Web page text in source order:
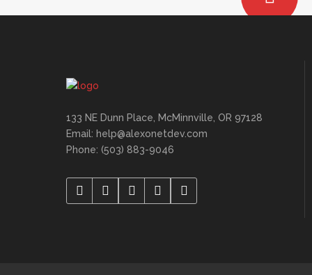
133 NE Dunn Place, McMinnville, OR 97128
Email: help@alexonetdev.com
Phone: (503) 883-9046